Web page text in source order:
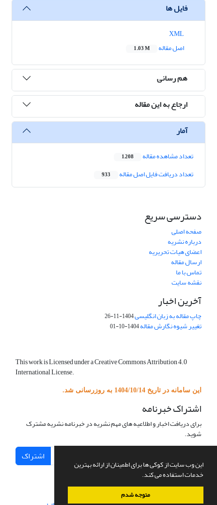
این وب سایت از کوکی ها برای اطمینان از ارائه بهترین
خدمات استفاده می کند.
متوجه شدم
فایل ها
اصل مقاله
1.03 M
هم رسانی
ارجاع به این مقاله
آمار
تعداد مشاهده مقاله 1,208
تعداد دریافت فایل اصل مقاله 933
دسترسی سریع
صفحه اصلی
درباره نشریه
اعضای هیات تحریریه
ارسال مقاله
تماس با ما
نقشه سایت
آخرین اخبار
چاپ مقاله به زبان انگلیسی1404-11-26
تغییر شیوه نگارش مقاله1404-10-01
This work is Licensed under a Creative Commons Attribution 4.0
International License.
این سامانه در تاریخ 1404/10/14 به روزرسانی شد.
اشتراک خبرنامه
برای دریافت اخبار و اطلاعیه های مهم نشریه در خبرنامه نشریه مشترک
شوید.
اشتراک